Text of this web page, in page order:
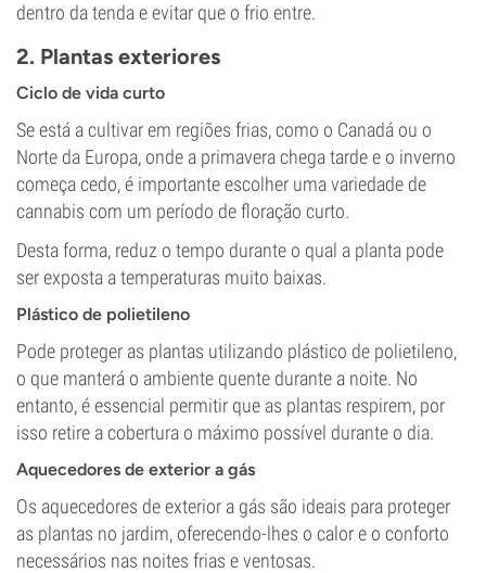
dentro da tenda e evitar que o frio entre.
2. Plantas exteriores
Ciclo de vida curto
Se está a cultivar em regiões frias, como o Canadá ou o
Norte da Europa, onde a primavera chega tarde e o inverno
começa cedo, é importante escolher uma variedade de
cannabis com um período de floração curto.
Desta forma, reduz o tempo durante o qual a planta pode
ser exposta a temperaturas muito baixas.
Plástico de polietileno
Pode proteger as plantas utilizando plástico de polietileno,
o que manterá o ambiente quente durante a noite. No
entanto, é essencial permitir que as plantas respirem, por
isso retire a cobertura o máximo possível durante o dia.
Aquecedores de exterior a gás
Os aquecedores de exterior a gás são ideais para proteger
as plantas no jardim, oferecendo-lhes o calor e o conforto
necessários nas noites frias e ventosas.